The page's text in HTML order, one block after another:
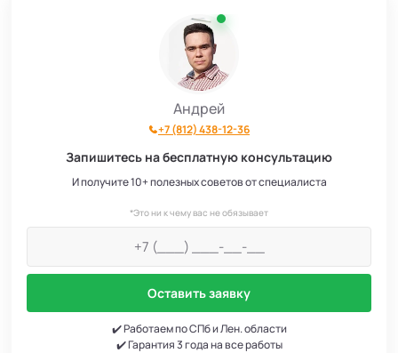
Андрей
+7 (812) 438-12-36
Запишитесь на бесплатную консультацию
И получите 10+ полезных советов от специалиста
*Это ни к чему вас не обязывает
Оставить заявку
✔️ Работаем по СПб и Лен. области
✔️ Гарантия 3 года на все работы